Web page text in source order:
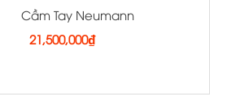
Cầm Tay Neumann
21,500,000₫